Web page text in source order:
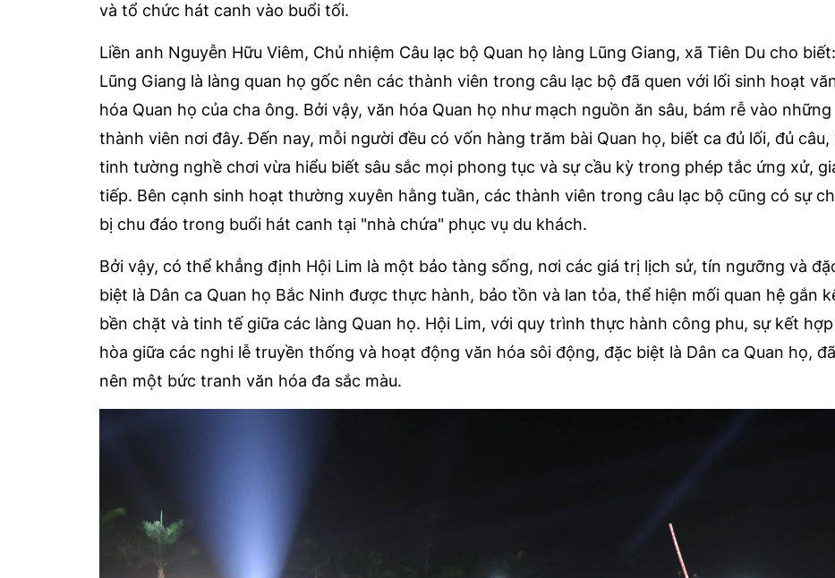
và tổ chức hát canh vào buổi tối.
Liền anh Nguyễn Hữu Viêm, Chủ nhiệm Câu lạc bộ Quan họ làng Lũng Giang, xã Tiên Du cho biết:
Lũng Giang là làng quan họ gốc nên các thành viên trong câu lạc bộ đã quen với lối sinh hoạt
hóa Quan họ của cha ông. Bởi vậy, văn hóa Quan họ như mạch nguồn ăn sâu, bám rễ vào những
thành viên nơi đây. Đến nay, mỗi người đều có vốn hàng trăm bài Quan họ, biết ca đủ lối, đủ câu,
tinh tường nghề chơi vừa hiểu biết sâu sắc mọi phong tục và sự cầu kỳ trong phép tắc ứng xử,
tiếp. Bên cạnh sinh hoạt thường xuyên hằng tuần, các thành viên trong câu lạc bộ cũng có sự
bị chu đáo trong buổi hát canh tại "nhà chứa" phục vụ du khách.
Bởi vậy, có thể khẳng định Hội Lim là một bảo tàng sống, nơi các giá trị lịch sử, tín ngưỡng và
biệt là Dân ca Quan họ Bắc Ninh được thực hành, bảo tồn và lan tỏa, thể hiện mối quan hệ gắn
bền chặt và tinh tế giữa các làng Quan họ. Hội Lim, với quy trình thực hành công phu, sự kết
hòa giữa các nghi lễ truyền thống và hoạt động văn hóa sôi động, đặc biệt là Dân ca Quan họ,
nên một bức tranh văn hóa đa sắc màu.